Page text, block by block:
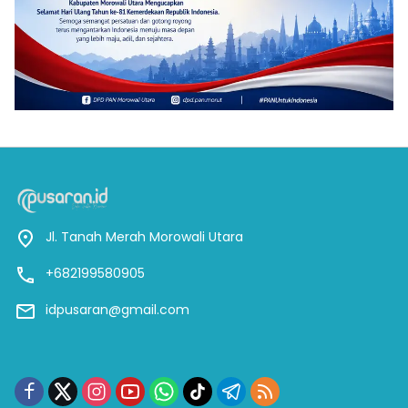
Jl. Tanah Merah Morowali Utara
+682199580905
idpusaran@gmail.com